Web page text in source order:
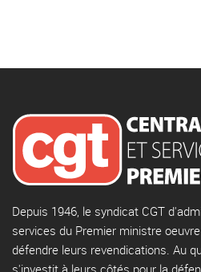
Depuis 1946, le syndicat CGT
services du Premier ministre
défendre leurs revendications. Au
s'investit à leurs côtés pour la